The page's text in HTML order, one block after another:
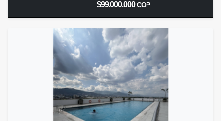
$99.000.000COP